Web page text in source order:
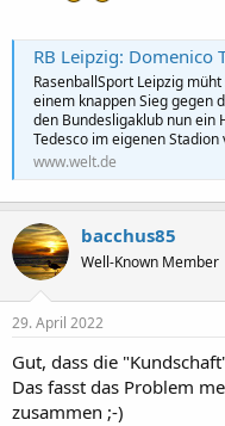
RB Leipzig: Domenico Tedesco
RasenballSport Leipzig
einem knappen Sieg gegen
den Bundesligaklub nun ein
Tedesco im eigenen Stadion
www.welt.de
bacchus85
Well-Known Member
29. April 2022
Gut, dass die
Das fasst das Problem
zusammen ;-)